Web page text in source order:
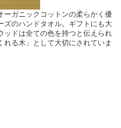
ーガニックコットンの柔らかく優
ズのハンドタオル。ギフトにも大
ッドは全ての色を持つと伝えられ
れる木」として大切にされていま